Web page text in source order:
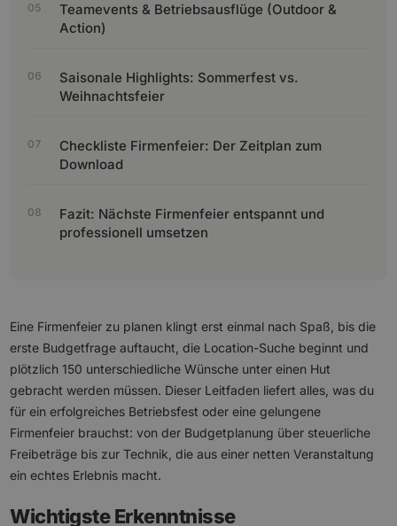
Teamevents & Betriebsausflüge (Outdoor &
Action)
Saisonale Highlights: Sommerfest vs.
Weihnachtsfeier
Checkliste Firmenfeier: Der Zeitplan zum
Download
Fazit: Nächste Firmenfeier entspannt und
professionell umsetzen
Eine Firmenfeier zu planen klingt erst einmal nach Spaß, bis die
erste Budgetfrage auftaucht, die Location-Suche beginnt und
plötzlich 150 unterschiedliche Wünsche unter einen Hut
gebracht werden müssen. Dieser Leitfaden liefert alles, was du
für ein erfolgreiches Betriebsfest oder eine gelungene
Firmenfeier brauchst: von der Budgetplanung über steuerliche
Freibeträge bis zur Technik, die aus einer netten Veranstaltung
ein echtes Erlebnis macht.
Wichtigste Erkenntnisse